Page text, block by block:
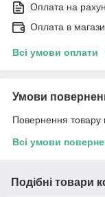
Оплата на
Оплата в
Всі умови оплати
Умови
Повернення товару
Всі умови
Подібні товари